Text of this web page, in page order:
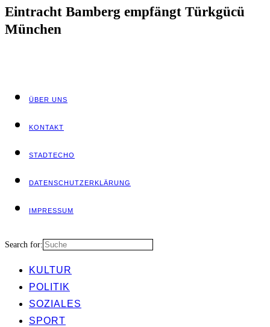
Ein­tracht Bam­berg emp­fängt Türk­gücü
München
ÜBER UNS
KON­TAKT
STADT­ECHO
DATEN­SCHUTZ­ER­KLÄ­RUNG
IMPRES­SUM
Search for:
KUL­TUR
POLI­TIK
SOZIA­LES
SPORT